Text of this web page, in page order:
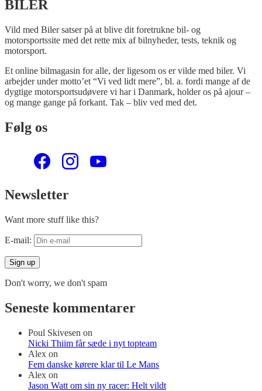
BILER
Vild med Biler satser på at blive dit foretrukne bil- og
motorsportssite med det rette mix af bilnyheder, tests, teknik og
motorsport.
Et online bilmagasin for alle, der ligesom os er vilde med biler. Vi
arbejder under motto’et “Vi ved lidt mere”, bl. a. fordi mange af de
dygtige motorsportsudøvere vi har i Danmark, holder os på ajour –
og mange gange på forkant. Tak – bliv ved med det.
Følg os
Newsletter
Want more stuff like this?
E-mail:
Don't worry, we don't spam
Seneste kommentarer
Poul Skivesen on
Nicki Thiim får sæde i nyt topteam
Alex on
Fem danske kørere klar til Le Mans
Alex on
Jason Watt om sin ny racer: Helt vildt